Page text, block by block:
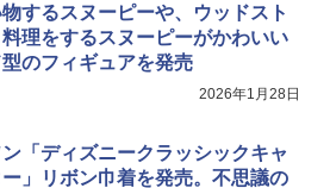
するスヌーピーや、ウッドスト
料理をするスヌーピーがかわいい
のフィギュアを発売
2026年1月28日
ン「ディズニークラッシックキャ
」リボン巾着を発売。不思議の